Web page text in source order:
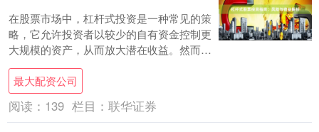
在股票市场中，杠杆式投资是一种常见的策
略，它允许投资者以较少的自有资金控制更
大规模的资产，从而放大潜在收益。然而最
大配资公司，杠杆也是一把双刃剑，既能加
速财富增....
最大配资公司
阅读： 139 栏目： 联华证券